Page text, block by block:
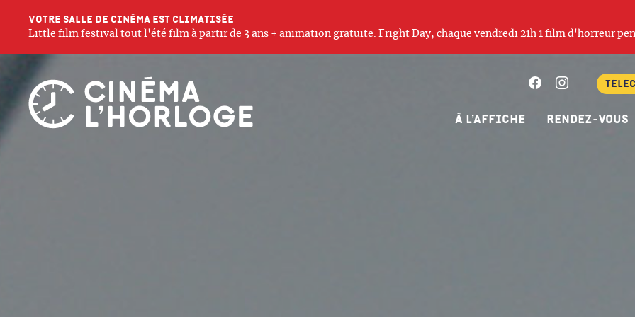
Votre salle de cinéma est climatisée
Little film festival tout l'été film à partir de 3 ans + animation gratuite. Fright Day, chaque vendredi 21h 1 film d'horreur
À l’affiche Rendez-vous
FacebookInstagram